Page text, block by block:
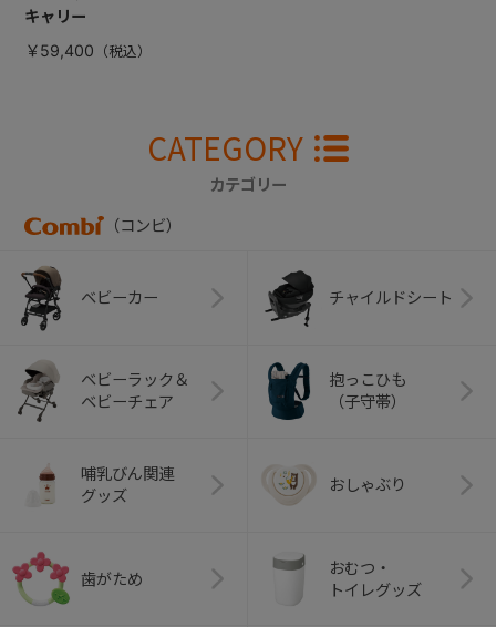
キャリー
￥59,400
CATEGORY
カテゴリー
（コンビ）
ベビーカー チャイルドシート
ベビーラック＆
ベビーチェア
抱っこひも
（子守帯）
哺乳びん関連
グッズ
おしゃぶり
歯がため
おむつ・
トイレグッズ